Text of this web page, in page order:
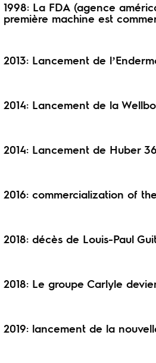
1998: La FDA (agence
première machine est
2013: Lancement de
2014: Lancement de la
2014: Lancement de Huber
2016: commercialization of
2018: décès de Louis-Paul
2018: Le groupe Carlyle
2019: lancement de la